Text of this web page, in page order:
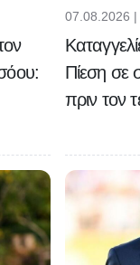
07.08.2026 |
Πίεση σε
πριν τον